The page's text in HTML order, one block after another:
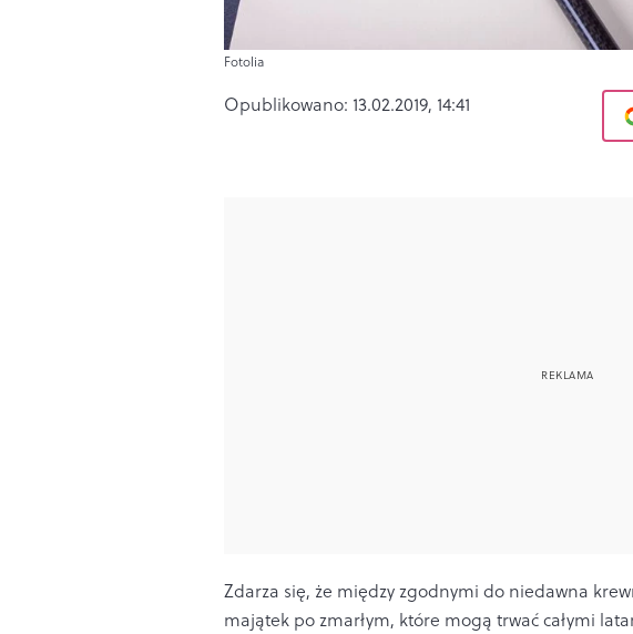
Fotolia
Opublikowano: 13.02.2019, 14:41
Zdarza się, że między zgodnymi do niedawna
majątek po zmarłym, które mogą trwać całymi